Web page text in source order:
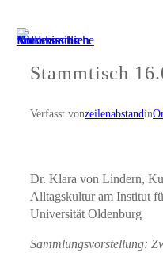
Zum
Inhalt
springenStammtisch
Verfasst vonzeilenabstandin
Dr. Klara von Lindern,
Alltagskultur am Institut
Universität Oldenburg
Sammlungsvorstellung: